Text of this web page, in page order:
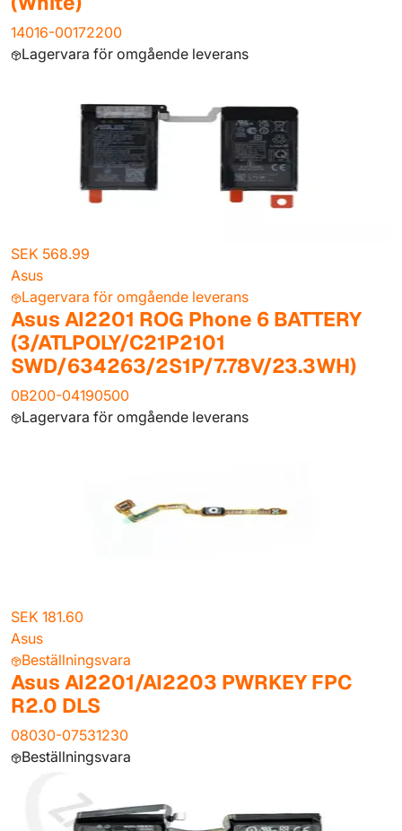
14016-00172200
Lagervara för omgående leverans
SEK 568.99
Asus
Lagervara för omgående leverans
Asus AI2201 ROG Phone 6 BATTERY
(3/ATLPOLY/C21P2101
SWD/634263/2S1P/7.78V/23.3WH)
0B200-04190500
Lagervara för omgående leverans
SEK 181.60
Asus
Beställningsvara
Asus AI2201/AI2203 PWRKEY FPC
R2.0 DLS
08030-07531230
Beställningsvara